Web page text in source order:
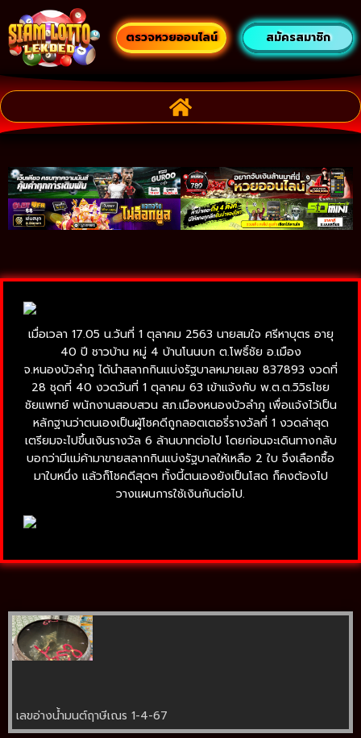
ตรวจหวยออนไลน์ สมัครสมาชิก
เมื่อเวลา 17.05 น.วันที่ 1 ตุลาคม 2563 นายสมใจ ศรีหาบุตร อายุ
40 ปี ชาวบ้าน หมู่ 4 บ้านโนนบก ต.โพธิ์ชัย อ.เมือง
จ.หนองบัวลำภู ได้นำสลากกินแบ่งรัฐบาลหมายเลข 837893 งวดที่
28 ชุดที่ 40 งวดวันที่ 1 ตุลาคม 63 เข้าแจ้งกับ พ.ต.ต.วิวิธไชย
ชัยแพทย์ พนักงานสอบสวน สภ.เมืองหนองบัวลำภู เพื่อแจ้งไว้เป็น
หลักฐานว่าตนเองเป็นผู้โชคดีถูกลอตเตอรี่รางวัลที่ 1 งวดล่าสุด
เตรียมจะไปขึ้นเงินรางวัล 6 ล้านบาทต่อไป โดยก่อนจะเดินทางกลับ
บอกว่ามีแม่ค้ามาขายสลากกินแบ่งรัฐบาลให้เหลือ 2 ใบ จึงเลือกซื้อ
มาใบหนึ่ง แล้วก็โชคดีสุดๆ ทั้งนี้ตนเองยังเป็นโสด ก็คงต้องไป
วางแผนการใช้เงินกันต่อไป.
เลขอ่างน้ำมนต์ฤาษีเณร 1-4-67